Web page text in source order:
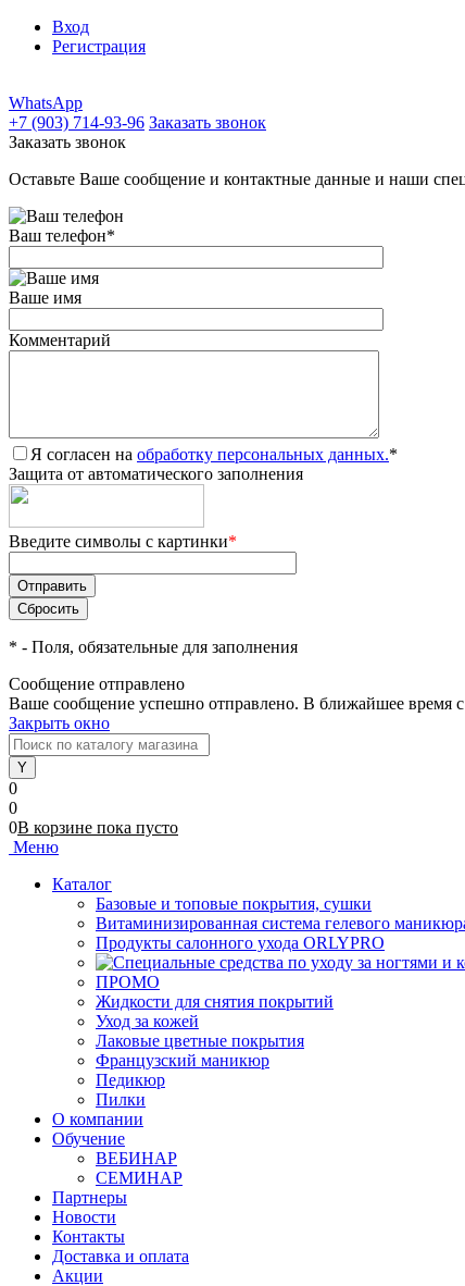
Вход
Регистрация
WhatsApp
+7 (903) 714-93-96 Заказать звонок
Заказать звонок
Оставьте Ваше сообщение и контактные данные и наши
Ваш телефон*
Ваше имя
Комментарий
Я согласен на обработку персональных данных.*
Защита от автоматического заполнения
Введите символы с картинки*
* - Поля, обязательные для заполнения
Сообщение отправлено
Ваше сообщение успешно отправлено. В ближайшее время
Закрыть окно
0
0
0В корзине пока пусто
Меню
Каталог
Базовые и топовые покрытия, сушки
Витаминизированная система гелевого
Продукты салонного ухода ORLYPRO
ПРОМО
Жидкости для снятия покрытий
Уход за кожей
Лаковые цветные покрытия
Французский маникюр
Педикюр
Пилки
О компании
Обучение
ВЕБИНАР
СЕМИНАР
Партнеры
Новости
Контакты
Доставка и оплата
Акции